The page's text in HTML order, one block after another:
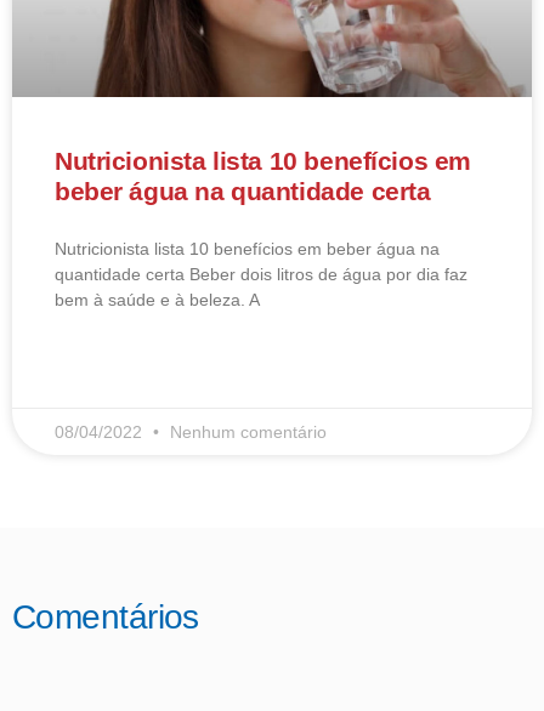
Nutricionista lista 10 benefícios em
beber água na quantidade certa
Nutricionista lista 10 benefícios em beber água na
quantidade certa Beber dois litros de água por dia faz
bem à saúde e à beleza. A
08/04/2022 Nenhum comentário
Comentários